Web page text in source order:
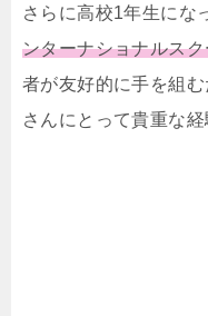
さらに高校1年生にな
ンターナショナルス
者が友好的に手を組
さんにとって貴重な経